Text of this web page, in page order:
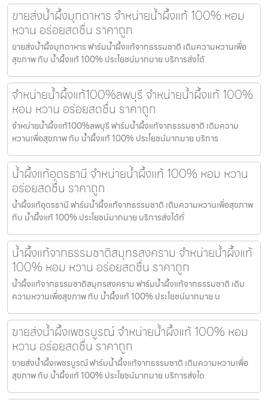
ขายส่งน้ำผึ้งมุกดาหาร จำหน่ายน้ำผึ้งแท้ 100% หอม
หวาน อร่อยสดชื่น ราคาถูก
ขายส่งน้ำผึ้งมุกดาหาร ฟาร์มน้ำผึ้งแท้จากธรรมชาติ เติมความหวานเพื่อ
สุขภาพ กับ น้ำผึ้งแท้ 100% ประโยชน์มากมาย บริการส่งได้
จำหน่ายน้ำผึ้งแท้100%ลพบุรี จำหน่ายน้ำผึ้งแท้ 100%
หอม หวาน อร่อยสดชื่น ราคาถูก
จำหน่ายน้ำผึ้งแท้100%ลพบุรี ฟาร์มน้ำผึ้งแท้จากธรรมชาติ เติมความ
หวานเพื่อสุขภาพ กับ น้ำผึ้งแท้ 100% ประโยชน์มากมาย บริการ
น้ำผึ้งแท้อุดรธานี จำหน่ายน้ำผึ้งแท้ 100% หอม หวาน
อร่อยสดชื่น ราคาถูก
น้ำผึ้งแท้อุดรธานี ฟาร์มน้ำผึ้งแท้จากธรรมชาติ เติมความหวานเพื่อสุขภาพ
กับ น้ำผึ้งแท้ 100% ประโยชน์มากมาย บริการส่งได้ทั่
น้ำผึ้งแท้จากธรรมชาติสมุทรสงคราม จำหน่ายน้ำผึ้งแท้
100% หอม หวาน อร่อยสดชื่น ราคาถูก
น้ำผึ้งแท้จากธรรมชาติสมุทรสงคราม ฟาร์มน้ำผึ้งแท้จากธรรมชาติ เติม
ความหวานเพื่อสุขภาพ กับ น้ำผึ้งแท้ 100% ประโยชน์มากมาย บ
ขายส่งน้ำผึ้งเพชรบูรณ์ จำหน่ายน้ำผึ้งแท้ 100% หอม
หวาน อร่อยสดชื่น ราคาถูก
ขายส่งน้ำผึ้งเพชรบูรณ์ ฟาร์มน้ำผึ้งแท้จากธรรมชาติ เติมความหวานเพื่อ
สุขภาพ กับ น้ำผึ้งแท้ 100% ประโยชน์มากมาย บริการส่งได